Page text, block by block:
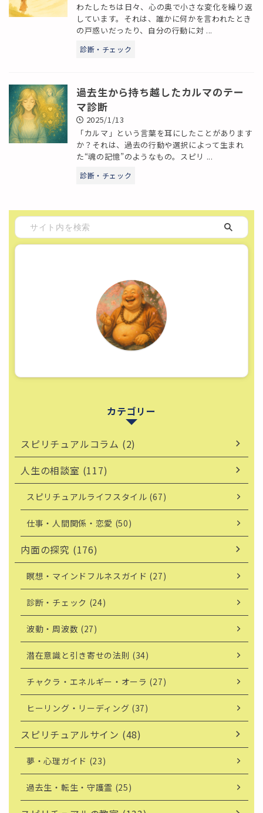
わたしたちは日々、心の奥で小さな変化を繰り返
しています。それは、誰かに何かを言われたとき
の戸惑いだったり、自分の行動に対 ...
診断・チェック
過去生から持ち越したカルマのテー
マ診断
2025/1/13
「カルマ」という言葉を耳にしたことがあります
か？それは、過去の行動や選択によって生まれ
た“魂の記憶”のようなもの。スピリ ...
診断・チェック
カテゴリー
スピリチュアルコラム (2)
人生の相談室 (117)
スピリチュアルライフスタイル (67)
仕事・人間関係・恋愛 (50)
内面の探究 (176)
瞑想・マインドフルネスガイド (27)
診断・チェック (24)
波動・周波数 (27)
潜在意識と引き寄せの法則 (34)
チャクラ・エネルギー・オーラ (27)
ヒーリング・リーディング (37)
スピリチュアルサイン (48)
夢・心理ガイド (23)
過去生・転生・守護霊 (25)